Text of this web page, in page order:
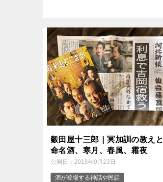
穀田屋十三郎｜冥加訓の教えと
命名酒、寒月、春風、霜夜
公開日： 2018年9月23日
酒が登場する神話や民話